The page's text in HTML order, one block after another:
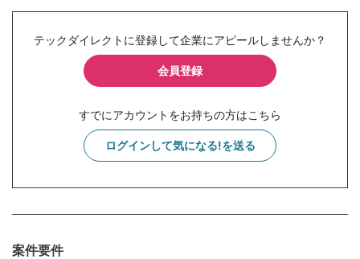
テックダイレクトに登録して企業にアピールしませんか？
会員登録
すでにアカウントをお持ちの方はこちら
ログインして気になる!を送る
案件要件